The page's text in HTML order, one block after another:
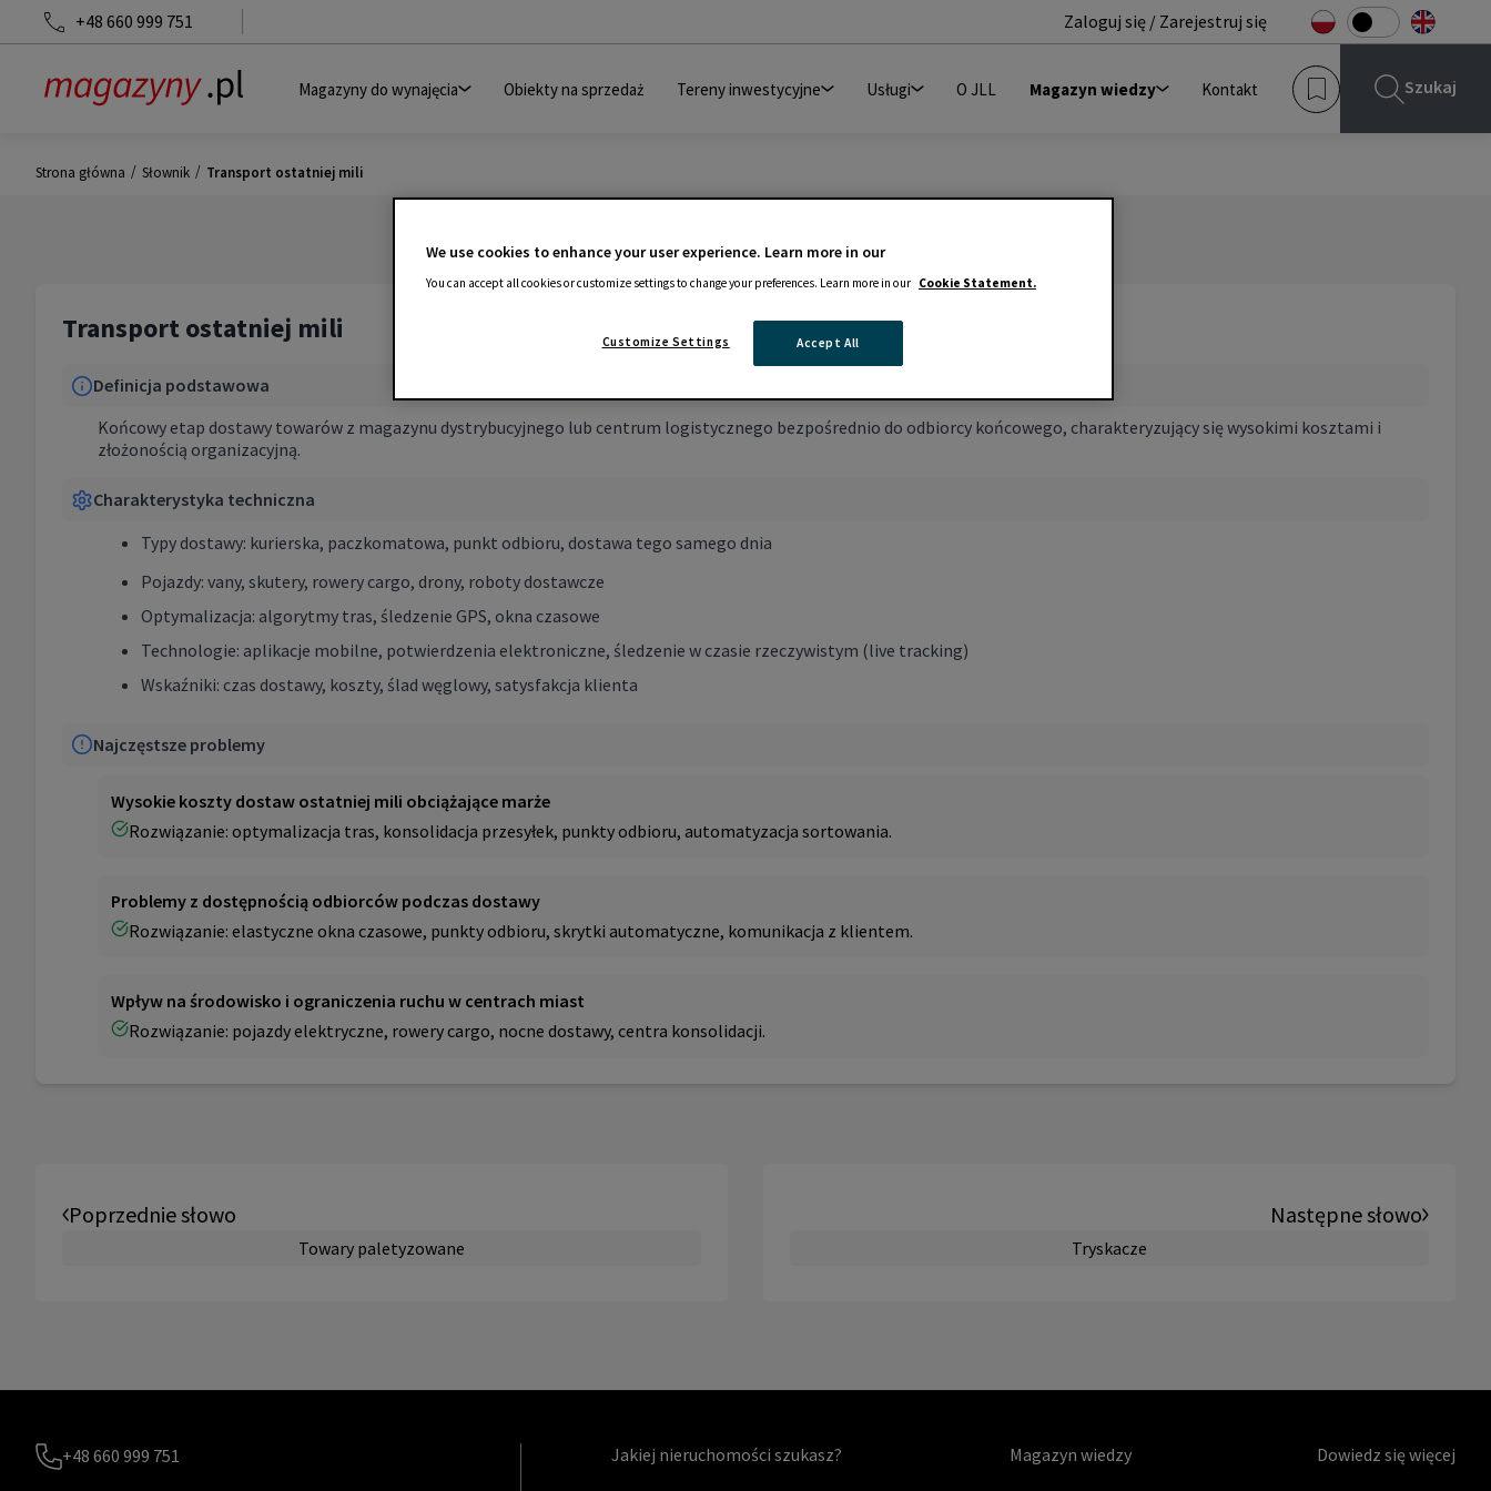
+48 660 999 751 Zaloguj się / Zarejestruj się
Magazyny do wynajęcia Obiekty na sprzedaż Tereny inwestycyjne Usługi O JLL Magazyn wiedzy Kontakt Szukaj
Strona główna / Słownik / Transport ostatniej mili
Transport ostatniej mili
Definicja podstawowa
Końcowy etap dostawy towarów z magazynu dystrybucyjnego lub centrum logistycznego bezpośrednio do odbiorcy końcowego, charakteryzujący się wysokimi kosztami i
złożonością organizacyjną.
Charakterystyka techniczna
Typy dostawy: kurierska, paczkomatowa, punkt odbioru, dostawa tego samego dnia
Pojazdy: vany, skutery, rowery cargo, drony, roboty dostawcze
Optymalizacja: algorytmy tras, śledzenie GPS, okna czasowe
Technologie: aplikacje mobilne, potwierdzenia elektroniczne, śledzenie w czasie rzeczywistym (live tracking)
Wskaźniki: czas dostawy, koszty, ślad węglowy, satysfakcja klienta
Najczęstsze problemy
Wysokie koszty dostaw ostatniej mili obciążające marże
Rozwiązanie: optymalizacja tras, konsolidacja przesyłek, punkty odbioru, automatyzacja sortowania.
Problemy z dostępnością odbiorców podczas dostawy
Rozwiązanie: elastyczne okna czasowe, punkty odbioru, skrytki automatyczne, komunikacja z klientem.
Wpływ na środowisko i ograniczenia ruchu w centrach miast
Rozwiązanie: pojazdy elektryczne, rowery cargo, nocne dostawy, centra konsolidacji.
Poprzednie słowo
Towary paletyzowane
Następne słowo
Tryskacze
+48 660 999 751 Jakiej nieruchomości szukasz? Magazyn wiedzy Dowiedz się więcej
We use cookies to enhance your user experience. Learn more in our
You can accept all cookies or customize settings to change your preferences. Learn more in our Cookie Statement.
Accept All
Customize Settings